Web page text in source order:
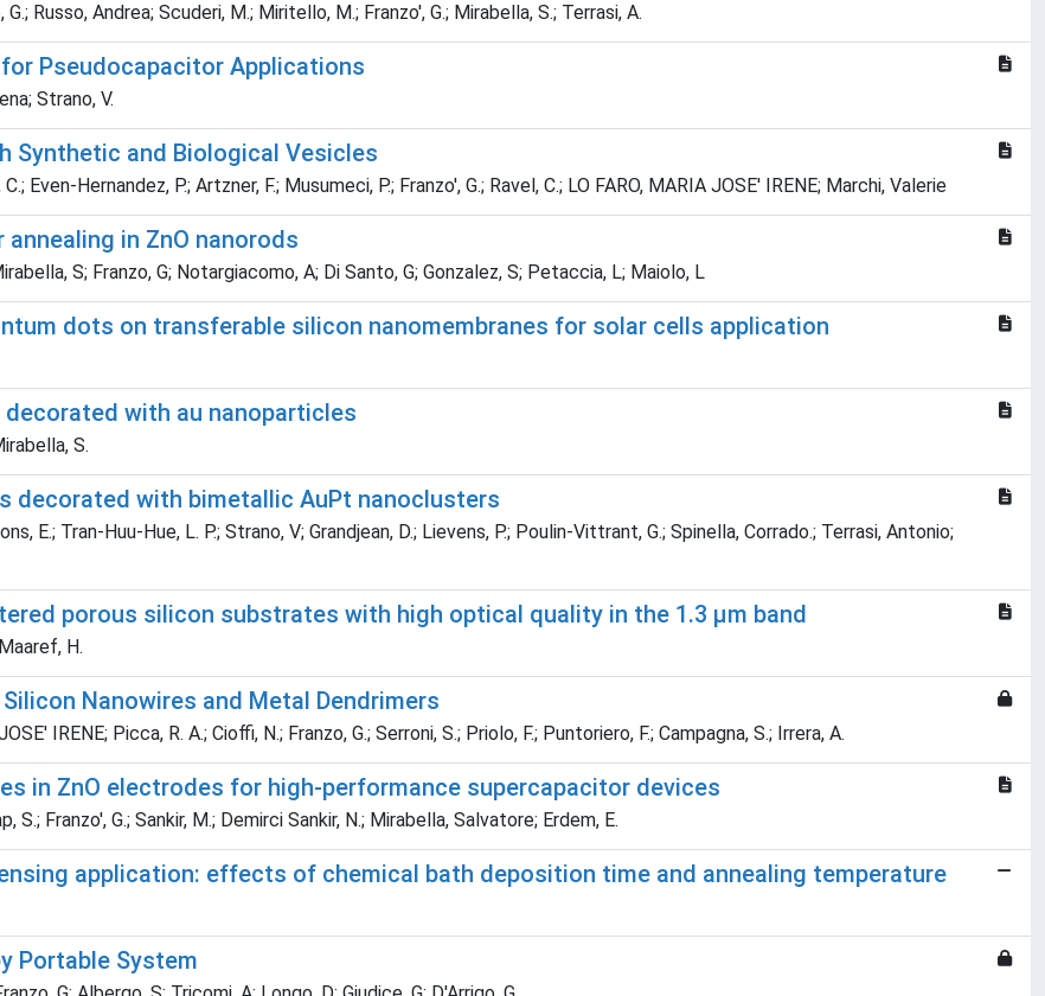
Russo, Andrea; Scuderi, M.; Miritello, M.; Franzo', G.; Mirabella, S.; Terrasi, A.
Pseudocapacitor Applications
Strano, V.
Synthetic and Biological Vesicles
Even-Hernandez, P.; Artzner, F.; Musumeci, P.; Franzo', G.; Ravel, C.; LO FARO, MARIA JOSE' IRENE; Marchi, Valerie
in ZnO nanorods
S; Franzo, G; Notargiacomo, A; Di Santo, G; Gonzalez, S; Petaccia, L; Maiolo, L
dots on transferable silicon nanomembranes for solar cells application
with au nanoparticles
S.
decorated with bimetallic AuPt nanoclusters
E.; Tran-Huu-Hue, L. P.; Strano, V; Grandjean, D.; Lievens, P.; Poulin-Vittrant, G.; Spinella, Corrado.; Terrasi, Antonio;
porous silicon substrates with high optical quality in the 1.3 μm band
H.
Nanowires and Metal Dendrimers
IRENE; Picca, R. A.; Cioffi, N.; Franzo, G.; Serroni, S.; Priolo, F.; Puntoriero, F.; Campagna, S.; Irrera, A.
in ZnO electrodes for high-performance supercapacitor devices
S.; Franzo', G.; Sankir, M.; Demirci Sankir, N.; Mirabella, Salvatore; Erdem, E.
application: effects of chemical bath deposition time and annealing temperature
Portable System